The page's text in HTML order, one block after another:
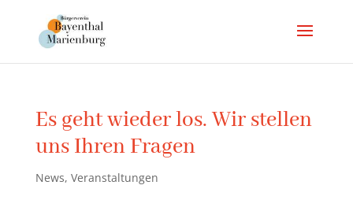
Es geht wieder los. Wir stellen
uns Ihren Fragen
News, Veranstaltungen